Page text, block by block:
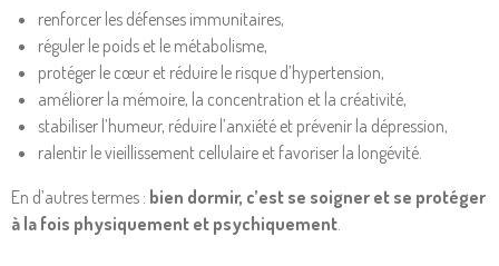
renforcer les défenses immunitaires,
réguler le poids et le métabolisme,
protéger le cœur et réduire le risque d’hypertension,
améliorer la mémoire, la concentration et la créativité,
stabiliser l’humeur, réduire l’anxiété et prévenir la dépression,
ralentir le vieillissement cellulaire et favoriser la longévité.
En d’autres termes : bien dormir, c’est se soigner et se protéger
à la fois physiquement et psychiquement.